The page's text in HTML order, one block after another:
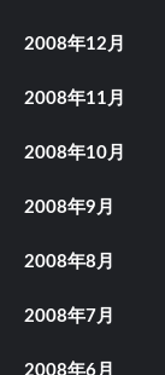
2008年12月
2008年11月
2008年10月
2008年9月
2008年8月
2008年7月
2008年6月